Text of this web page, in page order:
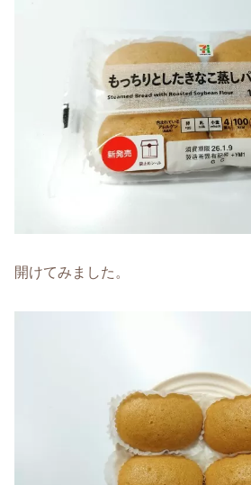
開けてみました。